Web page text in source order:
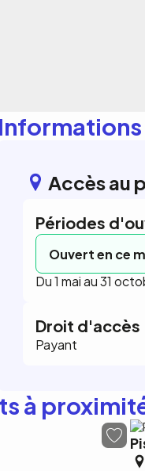
Accès au
Périodes
Ouvert en ce
Du 1 mai au 31
Droit d'accès
Payant
à